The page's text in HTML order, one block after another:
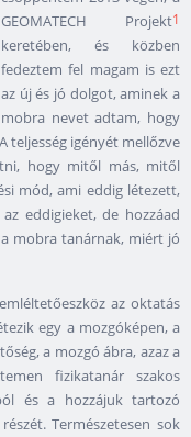
GEOMATECH Projekt1
keretében, és közben
fedeztem fel magam is ezt
az új és jó dolgot, aminek a
mobra nevet adtam, hogy
teljesség igényét mellőzve
hogy mitől más, mitől
mód, ami eddig létezett,
eddigieket, de hozzáad
mobra tanárnak, miért jó
az oktatás
egy a mozgóképen, a
a mozgó ábra, azaz a
fizikatanár szakos
és a hozzájuk tartozó
Természetesen sok